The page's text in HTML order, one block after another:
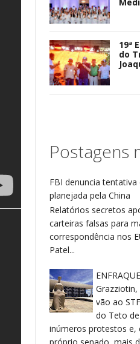
19ª
do
Postagens
FBI denuncia
planejada pela China
Relatórios secretos
carteiras falsas para
correspondência nos
Patel...
vão ao
do Teto
inúmeros protestos e,